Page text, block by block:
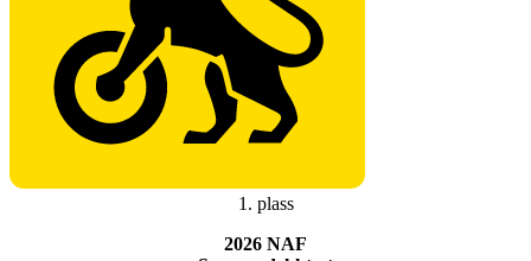
1. plass
2026 NAF